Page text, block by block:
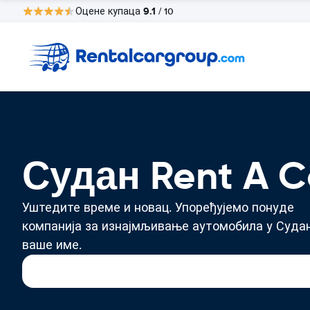
Оцене купаца 9.1 / 10
Судан Rent A
Уштедите време и новац. Упоређујемо понуде
компанија за изнајмљивање аутомобила у
ваше име.